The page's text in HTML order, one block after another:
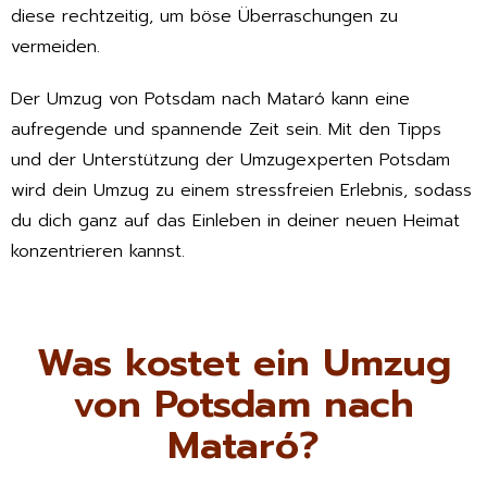
diese rechtzeitig, um böse Überraschungen zu
vermeiden.
Der Umzug von Potsdam nach Mataró kann eine
aufregende und spannende Zeit sein. Mit den Tipps
und der Unterstützung der Umzugexperten Potsdam
wird dein Umzug zu einem stressfreien Erlebnis, sodass
du dich ganz auf das Einleben in deiner neuen Heimat
konzentrieren kannst.
Was kostet ein Umzug
von Potsdam nach
Mataró?